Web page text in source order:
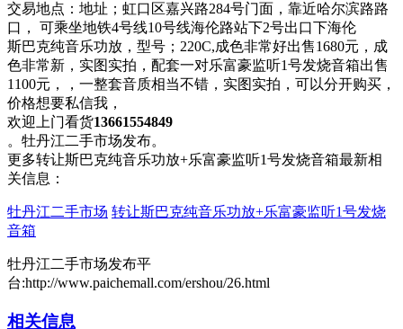
交易地点： 地址；虹口区嘉兴路284号门面，靠近哈尔滨路路
口， 可乘坐地铁4号线10号线海伦路站下2号出口下海伦
斯巴克纯音乐功放，型号；220C,成色非常​‌‌​​‌‌​‌‌‌‌好出售1680元，成
色非常新，实图实拍，配套一对乐富豪监听1号发烧音箱出售
1100元，，一整套音质相当不错，实图实拍，可以分开购买，
价格想要私信我，
欢迎上门看货13661554849
。牡丹江二手市场发布。
更多转让斯巴克纯音乐功放+乐富豪监听1号发烧音箱最新相
关信息：
牡丹江二手市场 转让斯巴克纯音乐功放+乐富豪监听1号发烧
音箱
牡丹江二手市场发布平
台:http://www.paichemall.com/ershou/26.html
相关信息